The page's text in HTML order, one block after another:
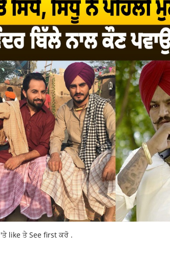
'ਤੇ like ਤੇ See first ਕਰੋ .